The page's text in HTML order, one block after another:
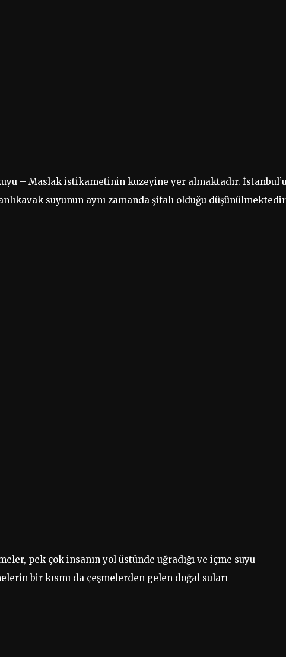
– Maslak istikametinin kuzeyine yer almaktadır.
suyunun aynı zamanda şifalı olduğu
pek çok insanın yol üstünde uğradığı ve içme suyu
bir kısmı da çeşmelerden gelen doğal suları